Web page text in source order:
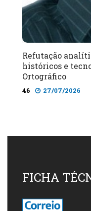
Refutação
históricos e
Ortográfico
46 27/07/2026
FICHA